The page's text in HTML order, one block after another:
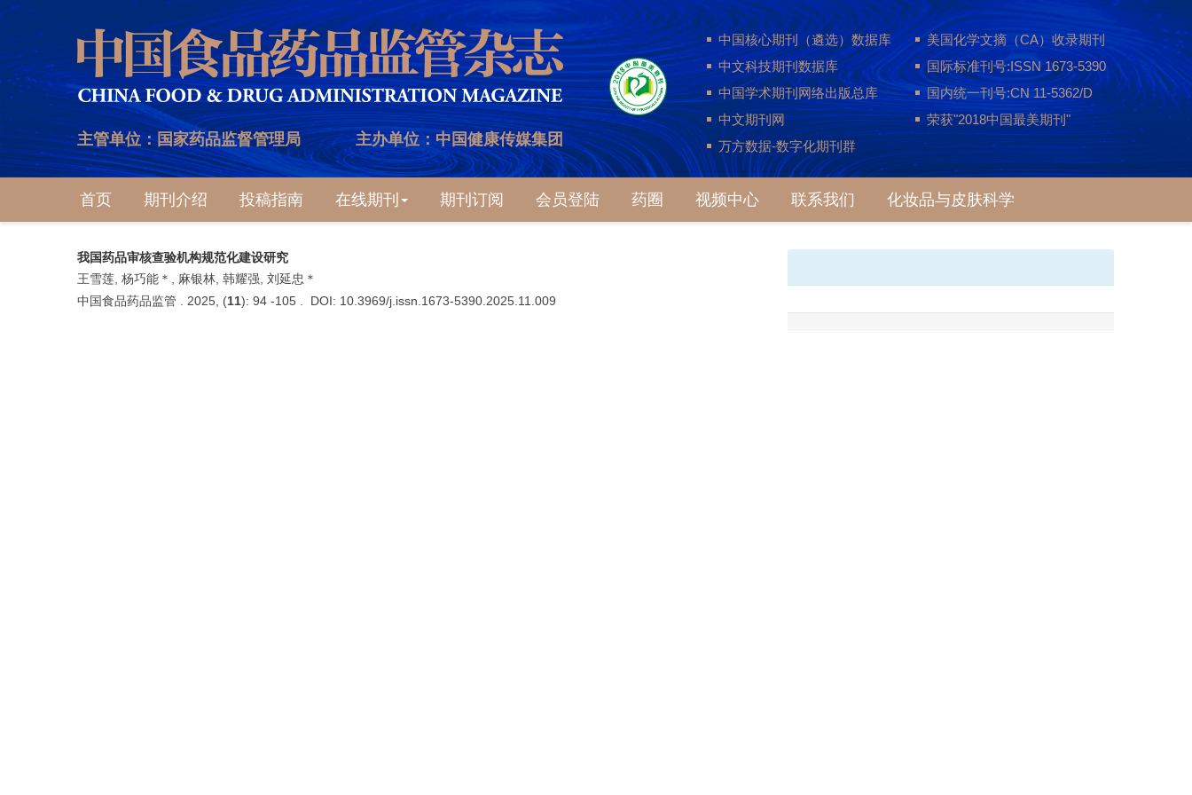
主管单位：国家药品监督管理局 主办单位：中国健康传媒集团
中国核心期刊（遴选）数据库
美国化学文摘（CA）收录期刊
国际标准刊号:ISSN 1673-5390
中文科技期刊数据库
国内统一刊号:CN 11-5362/D
中国学术期刊网络出版总库
荣获"2018中国最美期刊"
中文期刊网
万方数据-数字化期刊群
首页 期刊介绍 投稿指南 在线期刊 期刊订阅 会员登陆 药圈 视频中心 联系我们 化妆品与皮肤科学
我国药品审核查验机构规范化建设研究
王雪莲, 杨巧能＊, 麻银林, 韩耀强, 刘延忠＊
中国食品药品监管 . 2025, (11): 94 -105 . DOI: 10.3969/j.issn.1673-5390.2025.11.009